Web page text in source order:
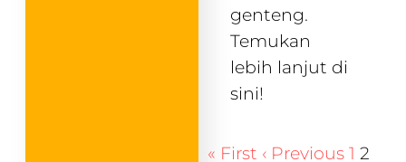
genteng.
Temukan
lebih lanjut di
sini!
« First ‹ Previous 1 2